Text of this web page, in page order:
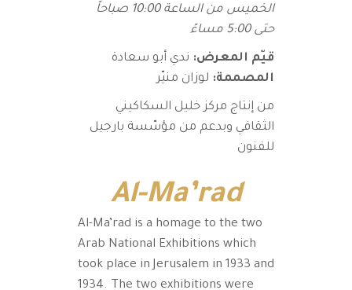
الخميس من الساعة 10:00 صباحاً
حتى 5:00 مساءً
قيّم المعرض: ندي أبو سعادة
المصممة: لوزان منيّر
من إنتاج مركز خليل السكاكيني
الثقافي وبدعم من مؤسّسة بارجيل
للفنون
Al-Ma’rad
Al-Ma’rad is a homage to the two
Arab National Exhibitions which
took place in Jerusalem in 1933 and
1934. The two exhibitions were